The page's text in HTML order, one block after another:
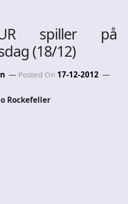
spiller på
(18/12)
Posted On 17-12-2012
Rockefeller